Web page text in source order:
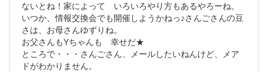
ないとね！家によって いろいろやり方もあるやろーね。
いつか、情報交換会でも開催しようかねっ♪さんごさんの豆
さは、お母さんゆずりね。
お父さんもYちゃんも 幸せだ★
ところで・・・さんごさん、メールしたいねんけど、メア
ドがわかりません。